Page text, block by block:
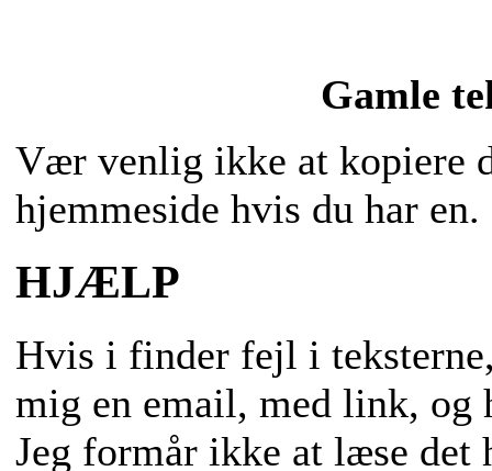
Gamle
Vær venlig ikke at kopiere
hjemmeside hvis du har en.
HJÆLP
Hvis i finder fejl i
mig en email, med link, og
Jeg formår ikke at læse det